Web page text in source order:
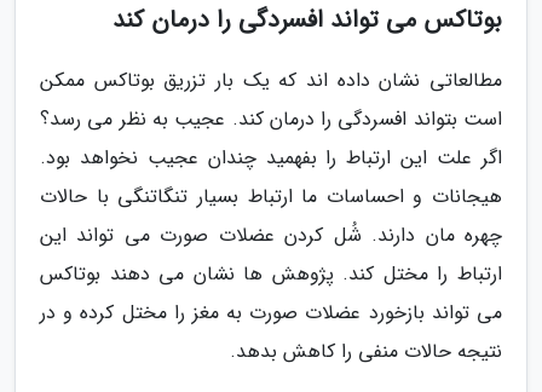
بوتاکس می تواند افسردگی را درمان کند
مطالعاتی نشان داده اند که یک بار تزریق بوتاکس ممکن
است بتواند افسردگی را درمان کند. عجیب به نظر می رسد؟
اگر علت این ارتباط را بفهمید چندان عجیب نخواهد بود.
هیجانات و احساسات ما ارتباط بسیار تنگاتنگی با حالات
چهره مان دارند. شُل کردن عضلات صورت می تواند این
ارتباط را مختل کند. پژوهش ها نشان می دهند بوتاکس
می تواند بازخورد عضلات صورت به مغز را مختل کرده و در
نتیجه حالات منفی را کاهش بدهد.